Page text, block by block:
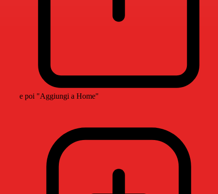
e poi "Aggiungi a Home"